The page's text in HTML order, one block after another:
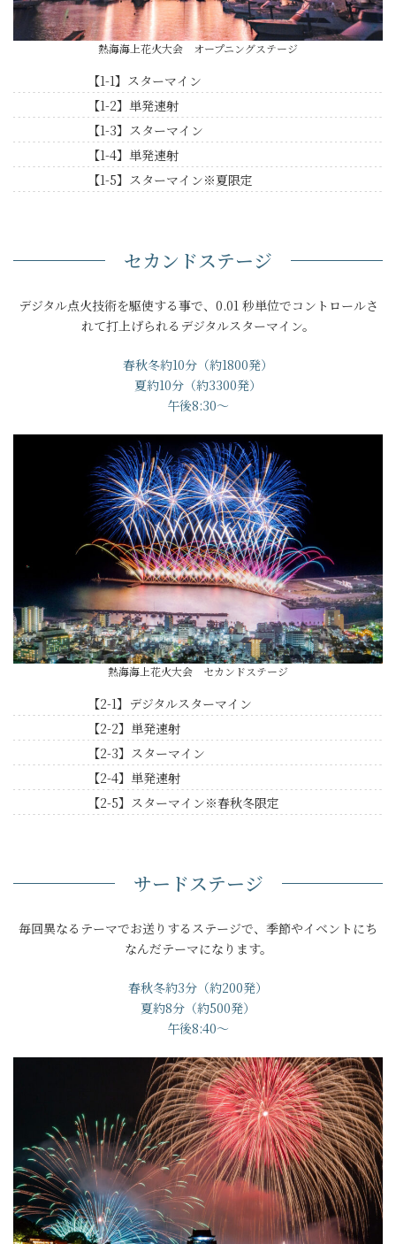
熱海海上花火大会 オープニングステージ
【1-1】スターマイン
【1-2】単発速射
【1-3】スターマイン
【1-4】単発速射
【1-5】スターマイン※夏限定
セカンドステージ
デジタル点火技術を駆使する事で、0.01 秒単位でコントロールさ
れて打上げられるデジタルスターマイン。
春秋冬約10分（約1800発）
夏約10分（約3300発）
午後8:30～
熱海海上花火大会 セカンドステージ
【2-1】デジタルスターマイン
【2-2】単発速射
【2-3】スターマイン
【2-4】単発速射
【2-5】スターマイン※春秋冬限定
サードステージ
毎回異なるテーマでお送りするステージで、季節やイベントにち
なんだテーマになります。
春秋冬約3分（約200発）
夏約8分（約500発）
午後8:40～